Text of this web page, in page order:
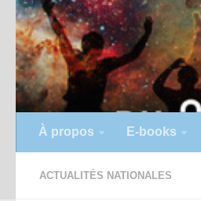
À propos E-books
ACTUALITÉS NATIONALES